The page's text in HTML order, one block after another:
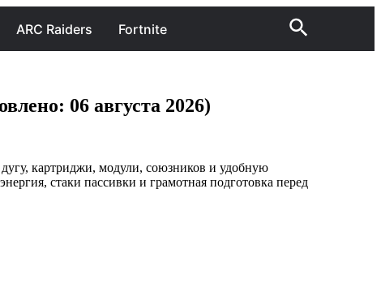
ARC Raiders Fortnite
06 августа 2026)
картриджи, модули, союзников и удобную
стаки пассивки и грамотная подготовка перед